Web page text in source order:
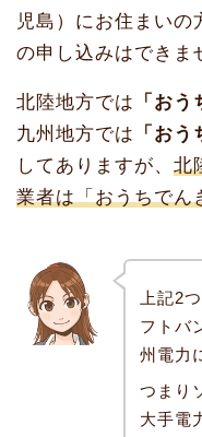
児島）にお住まいの
の申し込みはできま
北陸地方では 「お
九州地方では
「お
してありますが、 北
業者は「おうちでん
上記2
フトバ
州電力
つまり
大手電